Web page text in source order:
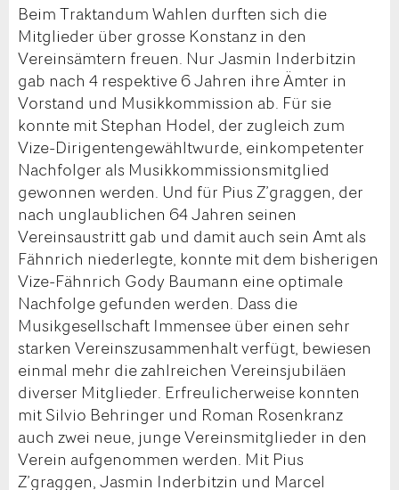
Beim Traktandum Wahlen durften sich die
Mitglieder über grosse Konstanz in den
Vereinsämtern freuen. Nur Jasmin Inderbitzin
gab nach 4 respektive 6 Jahren ihre Ämter in
Vorstand und Musikkommission ab. Für sie
konnte mit Stephan Hodel, der zugleich zum
Vize-Dirigentengewähltwurde, einkompetenter
Nachfolger als Musikkommissionsmitglied
gewonnen werden. Und für Pius Z’graggen, der
nach unglaublichen 64 Jahren seinen
Vereinsaustritt gab und damit auch sein Amt als
Fähnrich niederlegte, konnte mit dem bisherigen
Vize-Fähnrich Gody Baumann eine optimale
Nachfolge gefunden werden. Dass die
Musikgesellschaft Immensee über einen sehr
starken Vereinszusammenhalt verfügt, bewiesen
einmal mehr die zahlreichen Vereinsjubiläen
diverser Mitglieder. Erfreulicherweise konnten
mit Silvio Behringer und Roman Rosenkranz
auch zwei neue, junge Vereinsmitglieder in den
Verein aufgenommen werden. Mit Pius
Z’graggen, Jasmin Inderbitzin und Marcel